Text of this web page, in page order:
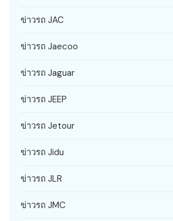
ข่าวรถ JAC
ข่าวรถ Jaecoo
ข่าวรถ Jaguar
ข่าวรถ JEEP
ข่าวรถ Jetour
ข่าวรถ Jidu
ข่าวรถ JLR
ข่าวรถ JMC